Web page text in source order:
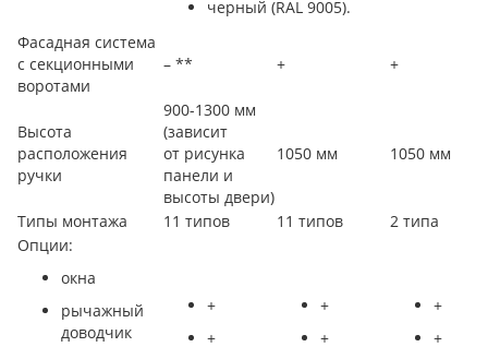
черный (RAL 9005).
Фасадная система
с секционными
воротами
– ** + +
Высота
расположения
ручки
900-1300 мм
(зависит
от рисунка
панели и
высоты двери)
1050 мм 1050 мм
Типы монтажа 11 типов 11 типов
2 типа
Опции:
окна
рычажный
доводчик
+
+
+
+
+
+